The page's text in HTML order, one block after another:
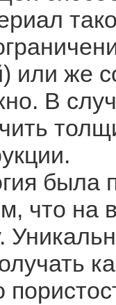
или же
В
была
что на